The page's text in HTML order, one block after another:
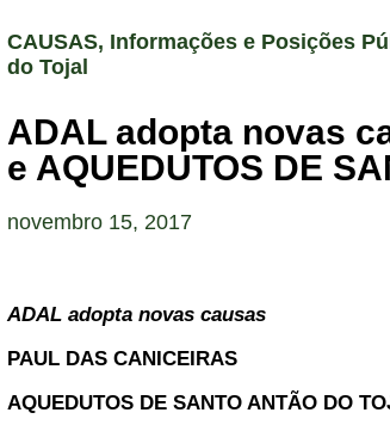
CAUSAS, Informações e Posições
do Tojal
ADAL adopta novas
e AQUEDUTOS DE
novembro 15, 2017
ADAL adopta novas causas
PAUL DAS CANICEIRAS
AQUEDUTOS DE SANTO ANTÃO DO